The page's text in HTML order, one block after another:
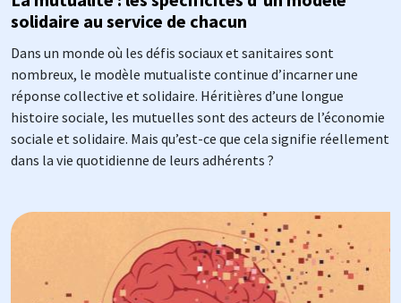
solidaire au service de chacun
Dans un monde où les défis sociaux et sanitaires sont
nombreux, le modèle mutualiste continue d’incarner une
réponse collective et solidaire. Héritières d’une longue
histoire sociale, les mutuelles sont des acteurs de l’économie
sociale et solidaire. Mais qu’est-ce que cela signifie réellement
dans la vie quotidienne de leurs adhérents ?
Image